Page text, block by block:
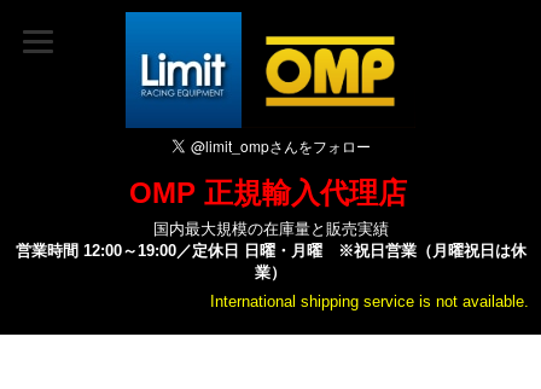
OMP 正規輸入代理店
国内最大規模の在庫量と販売実績
営業時間 12:00～19:00／定休日 日曜・月曜 ※祝日営業（月曜祝日は休
業）
International shipping service is not available.